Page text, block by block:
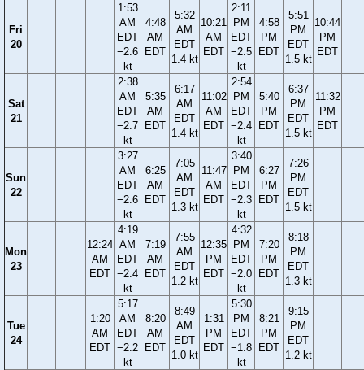
Fri
20
1:53
AM
EDT
−2.6
kt
4:48
AM
EDT
5:32
AM
EDT
1.4 kt
10:21
AM
EDT
2:11
PM
EDT
−2.5
kt
4:58
PM
EDT
5:51
PM
EDT
1.5 kt
10:44
PM
EDT
Sat
21
2:38
AM
EDT
−2.7
kt
5:35
AM
EDT
6:17
AM
EDT
1.4 kt
11:02
AM
EDT
2:54
PM
EDT
−2.4
kt
5:40
PM
EDT
6:37
PM
EDT
1.5 kt
11:32
PM
EDT
Sun
22
3:27
AM
EDT
−2.6
kt
6:25
AM
EDT
7:05
AM
EDT
1.3 kt
11:47
AM
EDT
3:40
PM
EDT
−2.3
kt
6:27
PM
EDT
7:26
PM
EDT
1.5 kt
Mon
23
12:24
AM
EDT
4:19
AM
EDT
−2.4
kt
7:19
AM
EDT
7:55
AM
EDT
1.2 kt
12:35
PM
EDT
4:32
PM
EDT
−2.0
kt
7:20
PM
EDT
8:18
PM
EDT
1.3 kt
Tue
24
1:20
AM
EDT
5:17
AM
EDT
−2.2
kt
8:20
AM
EDT
8:49
AM
EDT
1.0 kt
1:31
PM
EDT
5:30
PM
EDT
−1.8
kt
8:21
PM
EDT
9:15
PM
EDT
1.2 kt